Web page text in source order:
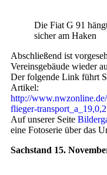
Die Fiat G 91
sicher am Haken
Abschließend ist
Vereinsgebäude wieder
Der folgende Link führt
Artikel:
http://
flieger-
Auf unserer Seite
eine Fotoserie über das
Sachstand 15.